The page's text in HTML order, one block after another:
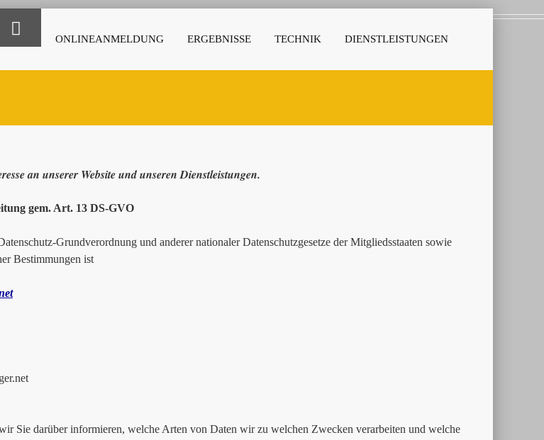
ONLINEANMELDUNG ERGEBNISSE TECHNIK DIENSTLEISTUNGEN
an unserer Website und unseren Dienstleistungen.
gem. Art. 13 DS-GVO
Grundverordnung und anderer nationaler Datenschutzgesetze der Mitgliedsstaaten sowie
Bestimmungen ist
Sie darüber informieren, welche Arten von Daten wir zu welchen Zwecken verarbeiten und welche